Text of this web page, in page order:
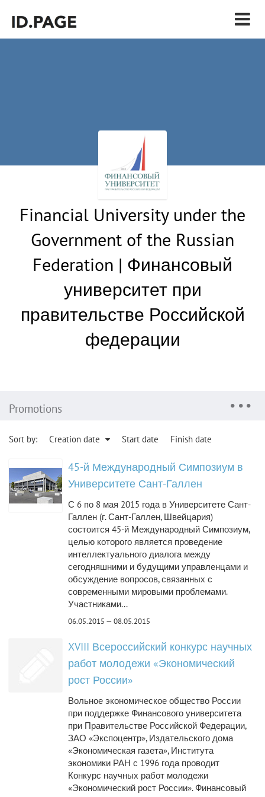
Financial University under the
Government of the Russian
Federation | Финансовый
университет при
правительстве Российской
федерации
Promotions
Sort by: Creation date Start date Finish date
45-й Международный Симпозиум в
Университете Сант-Галлен
С 6 по 8 мая 2015 года в Университете Сант-
Галлен (г. Сант-Галлен, Швейцария)
состоится 45-й Международный Симпозиум,
целью которого является проведение
интеллектуального диалога между
сегодняшними и будущими управленцами и
обсуждение вопросов, связанных с
современными мировыми проблемами.
Участниками...
06.05.2015 — 08.05.2015
XVIII Всероссийский конкурс научных
работ молодежи «Экономический
рост России»
Вольное экономическое общество России
при поддержке Финансового университета
при Правительстве Российской Федерации,
ЗАО «Экспоцентр», Издательского дома
«Экономическая газета», Института
экономики РАН с 1996 года проводит
Конкурс научных работ молодежи
«Экономический рост России». Финансовый